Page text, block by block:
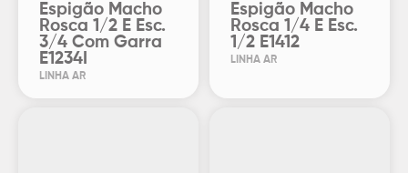
Espigão Macho
Rosca 1/2 E Esc.
3/4 Com Garra
E1234I
LINHA AR
Espigão Macho
Rosca 1/4 E Esc.
1/2 E1412
LINHA AR